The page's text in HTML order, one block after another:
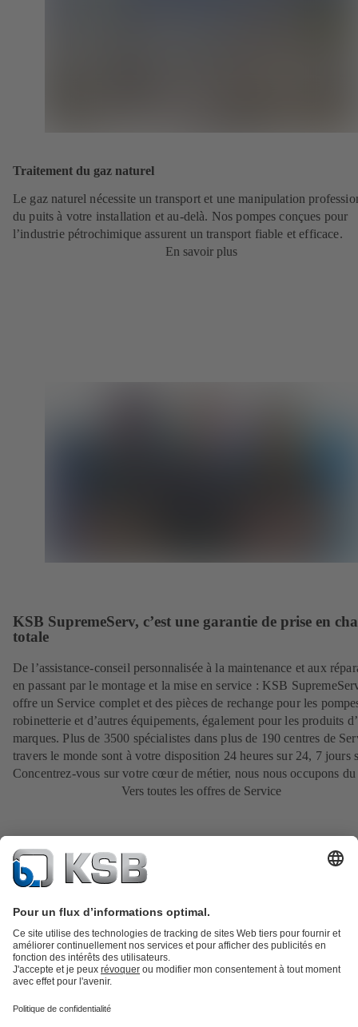
Traitement du gaz naturel
Le gaz naturel nécessite un transport et une manipulation
du puits à votre installation et au-delà. Nos pompes conçues pour
l’industrie pétrochimique assurent un transport fiable et efficace.
En savoir plus
KSB SupremeServ, c’est une garantie de prise en
totale
De l’assistance-conseil personnalisée à la maintenance et aux
en passant par le montage et la mise en service : KSB
offre un Service complet et des pièces de rechange pour les
robinetterie et d’autres équipements, également pour les produits
marques. Plus de 3500 spécialistes dans plus de 190 centres de
travers le monde sont à votre disposition 24 heures sur 24, 7 jours
Concentrez-vous sur votre cœur de métier, nous nous occupons du
Vers toutes les offres de Service